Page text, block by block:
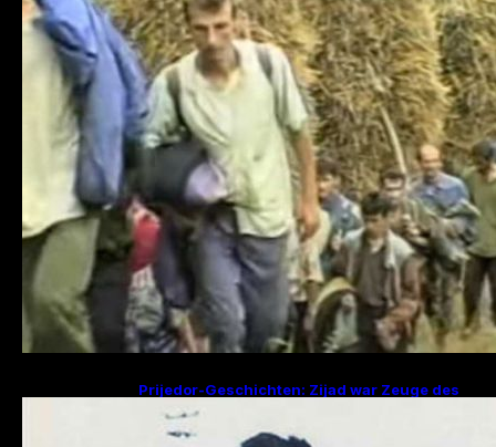
Prijedor-Geschichten: Zijad war Zeuge des
sucht Frau und zwei Kinder